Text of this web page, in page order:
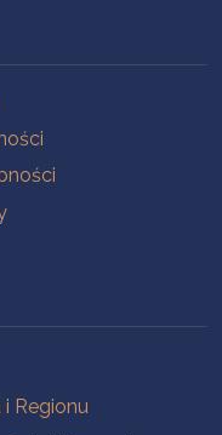
Regionu